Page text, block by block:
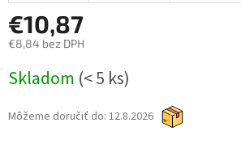
€10,87
€8,84 bez DPH
cena:
Skladom (< 5 ks)
Môžeme doručiť do: 12.8.2026